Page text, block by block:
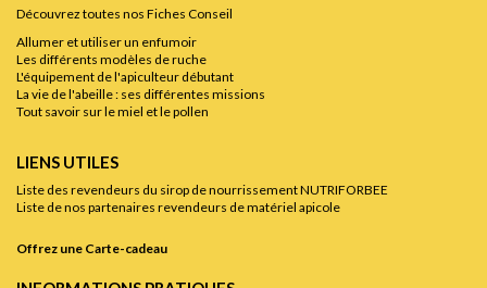
Découvrez toutes nos Fiches Conseil
Allumer et utiliser un enfumoir
Les différents modèles de ruche
L'équipement de l'apiculteur débutant
La vie de l'abeille : ses différentes missions
Tout savoir sur le miel et le pollen
LIENS UTILES
Liste des revendeurs du sirop de nourrissement NUTRIFORBEE
Liste de nos partenaires revendeurs de matériel apicole
Offrez une Carte-cadeau